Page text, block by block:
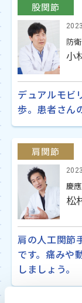
股関節
防
小
デュアルモビ
歩。患者さん
肩関節
慶
松
肩の人工関節
です。痛みや
しましょう。